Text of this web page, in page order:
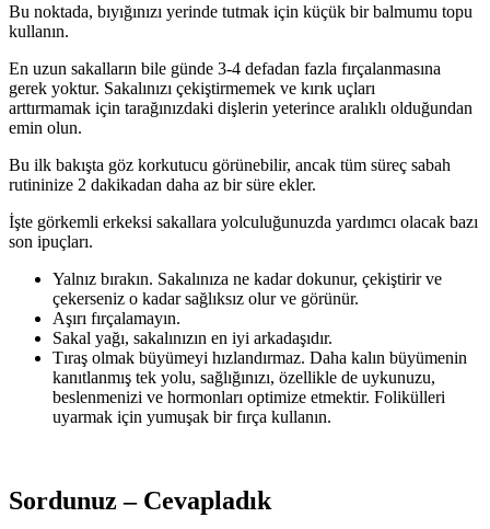
Bu noktada, bıyığınızı yerinde tutmak için küçük bir balmumu topu
kullanın.
En uzun sakalların bile günde 3-4 defadan fazla fırçalanmasına
gerek yoktur. Sakalınızı çekiştirmemek ve kırık uçları
arttırmamak için tarağınızdaki dişlerin yeterince aralıklı olduğundan
emin olun.
Bu ilk bakışta göz korkutucu görünebilir, ancak tüm süreç sabah
rutininize 2 dakikadan daha az bir süre ekler.
İşte görkemli erkeksi sakallara yolculuğunuzda yardımcı olacak bazı
son ipuçları.
Yalnız bırakın. Sakalınıza ne kadar dokunur, çekiştirir ve
çekerseniz o kadar sağlıksız olur ve görünür.
Aşırı fırçalamayın.
Sakal yağı, sakalınızın en iyi arkadaşıdır.
Tıraş olmak büyümeyi hızlandırmaz. Daha kalın büyümenin
kanıtlanmış tek yolu, sağlığınızı, özellikle de uykunuzu,
beslenmenizi ve hormonları optimize etmektir. Folikülleri
uyarmak için yumuşak bir fırça kullanın.
Sordunuz – Cevapladık